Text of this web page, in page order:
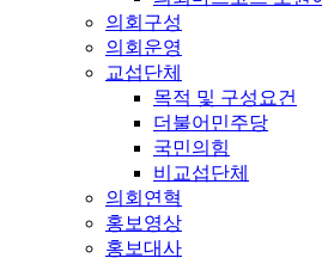
의회구성
의회운영
교섭단체
목적 및 구성요건
더불어민주당
국민의힘
비교섭단체
의회연혁
홍보영상
홍보대사